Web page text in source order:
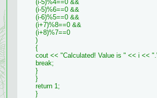
(i-5)%4==0 &&
(i-5)%6==0 &&
(i-6)%5==0 &&
(i+7)%8==0 &&
(i+8)%7==0
)
{
cout << "Calculated! Value is " << i <<
break;
}
}
return 1;
}